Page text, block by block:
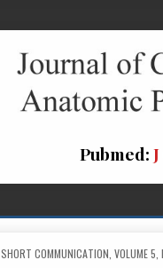
Pubmed:
POSTED
SHORT COMMUNICATION VOLUME 5,